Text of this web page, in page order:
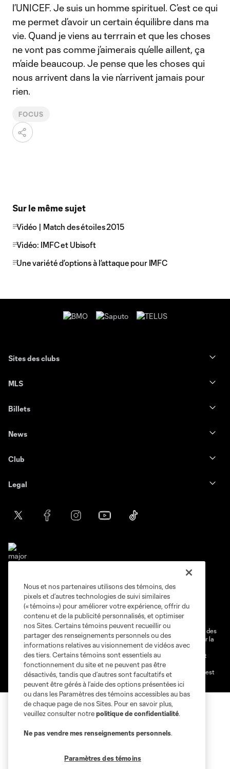
l’UNICEF. Je suis un homme spirituel. C’est ce qui
me permet d’avoir un certain équilibre dans ma
vie. Quand je viens au terrrain et que les choses
ne vont pas comme j’aimerais qu’elle aillent, ça
m’aide beaucoup. Je pense que les choses qui
nous arrivent dans la vie n’arrivent jamais pour
rien.
FOCUS
Sur le même sujet
Vidéo | Match des étoiles 2015
Vidéo: IMFC et Ubisoft
Une variété d’options à l’attaque pour IMFC
Sites des clubs
MLS
Billets
News
Club
Legal
Conditions d'utilisation
Politique de confidentialité
Ne vendez pas et ne partagez pas mes information personnelles.
Paramètres des témoins
@2026 MLS. Le nom et l'écusson Major League Soccer et MLS sont des
marques déposées de Major League Soccer, LLC (“MLS”) protégés par la
loi. Les noms et les logos des différentes équipes de MLS sont des
marques déposées ou des marques de droit commun de MLS ou sont
utilisées avec l’autorisation ou l'accord tacite préalable de leurs
propriétaires. Toute l’utilisation de leurs noms et logos non-autorisée est
par conséquent prohibée est interdite.
Nous et nos partenaires utilisons des témoins, des
pixels et d’autres technologies de suivi similaires
(« témoins ») pour améliorer votre expérience, offrir du
contenu et de la publicité personnalisés, et optimiser
nos Sites. Certains témoins peuvent recueillir ou
partager des renseignements personnels ou des
informations relatives au visionnement de vidéos avec
des tiers. Certains témoins sont essentiels au
fonctionnement du site et ne peuvent pas être
désactivés, tandis que d’autres sont facultatifs et
peuvent être gérés à l’aide des options présentées ici
ou dans les Paramètres des témoins accessibles au bas
de chaque page de nos Sites. Pour en savoir plus,
veuillez consulter notrepolitique de confidentialité.
Ne pas vendre mes renseignements personnels.
Paramètres des témoins